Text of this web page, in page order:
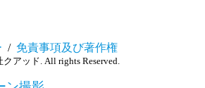
/ 免責事項及び著作権
アッド. All rights Reserved.